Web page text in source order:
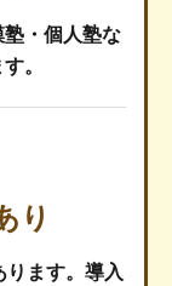
・個人塾な
。
り
ります。導入